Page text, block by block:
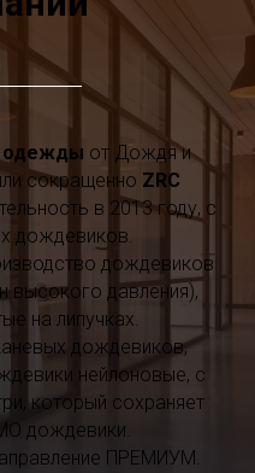
одежды от Дождя и
сокращенно ZRC
в 2013 году, с
дождевиков.
дождевиков
высокого давления),
на липучках.
дождевиков,
нейлоновые, с
который сохраняет
дождевики.
ПРЕМИУМ.